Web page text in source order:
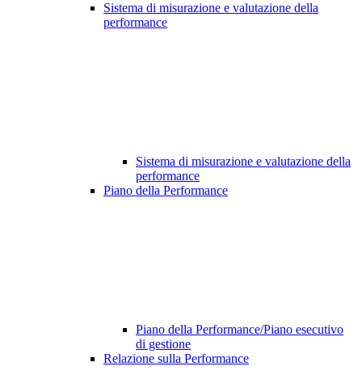
Sistema di misurazione e valutazione della
performance
Sistema di misurazione e valutazione della
performance
Piano della Performance
Piano della Performance/Piano esecutivo
di gestione
Relazione sulla Performance